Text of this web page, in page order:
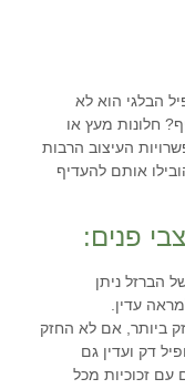
הבלגי הוא לא
חלונות מעץ או
העיצוב הרבות
אותם להעדיף
פנים:
הברזל ניתן
עדין.
ביותר, אם לא החזק
דק ועדין גם
עם זכוכיות מכל